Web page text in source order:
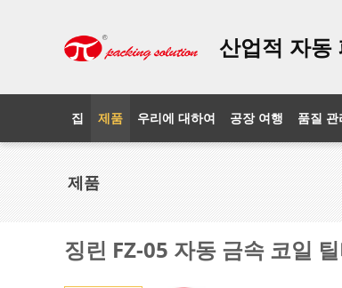
산업적 자동
집 제품 우리에 대하여 공장 여행 품질 관
제품
징린 FZ-05 자동 금속 코일